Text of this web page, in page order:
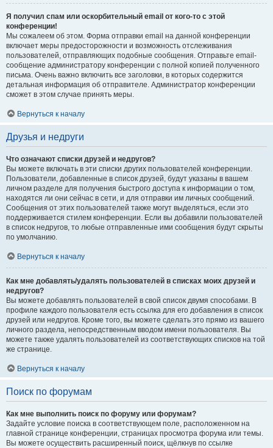
Я получил спам или оскорбительный email от кого-то с этой
конференции!
Мы сожалеем об этом. Форма отправки email на данной конференции
включает меры предосторожности и возможность отслеживания
пользователей, отправляющих подобные сообщения. Отправьте email-
сообщение администратору конференции с полной копией полученного
письма. Очень важно включить все заголовки, в которых содержится
детальная информация об отправителе. Администратор конференции
сможет в этом случае принять меры.
Вернуться к началу
Друзья и недруги
Что означают списки друзей и недругов?
Вы можете включать в эти списки других пользователей конференции.
Пользователи, добавленные в список друзей, будут указаны в вашем
личном разделе для получения быстрого доступа к информации о том,
находятся ли они сейчас в сети, и для отправки им личных сообщений.
Сообщения от этих пользователей также могут выделяться, если это
поддерживается стилем конференции. Если вы добавили пользователей
в список недругов, то любые отправленные ими сообщения будут скрыты
по умолчанию.
Вернуться к началу
Как мне добавлять/удалять пользователей в списках моих друзей и
недругов?
Вы можете добавлять пользователей в свой список двумя способами. В
профиле каждого пользователя есть ссылка для его добавления в список
друзей или недругов. Кроме того, вы можете сделать это прямо из вашего
личного раздела, непосредственным вводом имени пользователя. Вы
можете также удалять пользователей из соответствующих списков на той
же странице.
Вернуться к началу
Поиск по форумам
Как мне выполнить поиск по форуму или форумам?
Задайте условие поиска в соответствующем поле, расположенном на
главной странице конференции, страницах просмотра форума или темы.
Вы можете осуществить расширенный поиск, щёлкнув по ссылке